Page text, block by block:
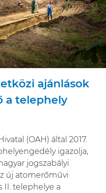
ajánlások
a telephely
(OAH) által 2017.
igazolja,
jogszabályi
új atomerőművi
II. telephelye a